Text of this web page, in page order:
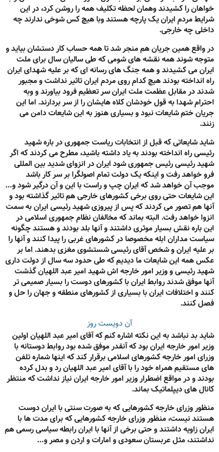
خواهان را کشیدند وهمان لحظه تکلیف همه را روشن کرد، در این
شرایط مردم ایران یک پارچه هستند وبا هیچ کس شوخی ندارند چه
داخلی چه خارجی.
در واقع همین جریان هم منجر شد تا همه حساب کار دستشان بیاید و
متوجه شوند همه نقشه های شومی که طی سالیان سال برای ملت
ایران می کشیدند و همه جنگ های رسانه ای که بر علیه شهدای ایران
راه انداخته بودند هیچ کدام روی مردم ایران تاثیر نداشت و مجبور
شدند در مقابل عظمت ملت ایران سر تعظیم فرود بیاورند و وبه
احترام شهدا به قول خودشان کلاه هایشان را از سر بردارند. اما این
جریان ختم شایعات نبود و بسیاری هنوز به این شایعات دامن می
زنند.
شاید شایعاتی که قبل از انتخابات ریاست جمهوری در باره شهید
رئیسی راه انداخته بودند به یاد داشته باشید، مطرح می کردند که اگر
شهید رئیسی رئیس جمهوری شود ایران در انزوای شدید بین المللی
فرو خواهد رفت و اینکه یک دولت تمام اصولگرا بر سر کار باشد
موجب آن خواهد شد که ایران چپ و راست با این و آن درگیر شود و…
این شایعات حتی روی برخی کشورهای خارجی هم تاثیر گذاشته بود و
آنها هم تصور می کردند که پس از پیروزی شهید رئیسی ایران به سمت
انزوا خواهد رفت. البته بماند که مخالفان نظام جمهوری اسلامی در
این باره نقش بسیار موثری داشتند و آنها بلد بودند و هستند چگونه
سیاست مداران ابله مخصوصا در کشورهای غربی را پیدا کنند و آنها را
بر علیه ایران و شخص آقای رئیسی شستشوی مغزی بدهند. اما بر
عکس همه این شایعات ما دیدیم که طی حدود سه سال از دولت داری
شهید رئیسی و وزیر امور خارجه اش شهید امیر عبد اللهیان گذشت
آنها موفق شدند روابط ایران با کشورهای دوست را بسیار صمیمی تر
کنند و اختلافات ایران با بسیاری از کشورهای منطقه و جهان را حل و
فصل کنند.
آن دویست روز
شاید بد نباشد به این نکته اشاره کنم که آقای امیر عبد اللهیان اولین
وزیر امور خارجه ایران بود که آنقدر موفق شده بود روابط دوستانه با
وزرای امور خارجه کشورهای اسلامی برقرار کند که اینها شماره تلفن
های مستقیم همراه خود را با آقای امیر عبد اللهیان رد و بدل کرده
بودند و در مواقع اضطرار وزیر امور خارجه ایران نیاز نداشت که منتظر
کانال های دیپلماتیک بماند.
منظور وزرای خارجه کشورهایی که به صورت سنتی با ایران دوست
هستند نیست، منظور وزرای خارجه کشورهایی که برای مدت ها با
ایران زاویه داشتند و حتی برخی از آنها با ایران رابطه سیاسی رسمی هم
نداشتند، مثل عربستان سعودی و امارات و اردن و مصر و…